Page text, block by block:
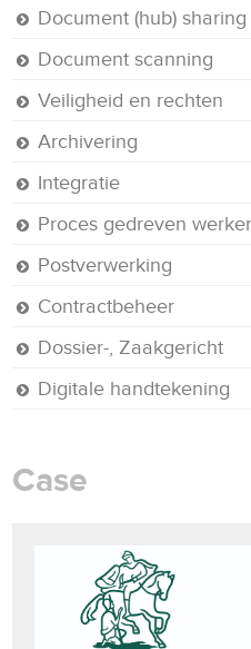
Document (hub) sharing
Document scanning
Veiligheid en rechten
Archivering
Integratie
Proces gedreven
Postverwerking
Contractbeheer
Dossier-, Zaakgericht
Digitale handtekening
Case